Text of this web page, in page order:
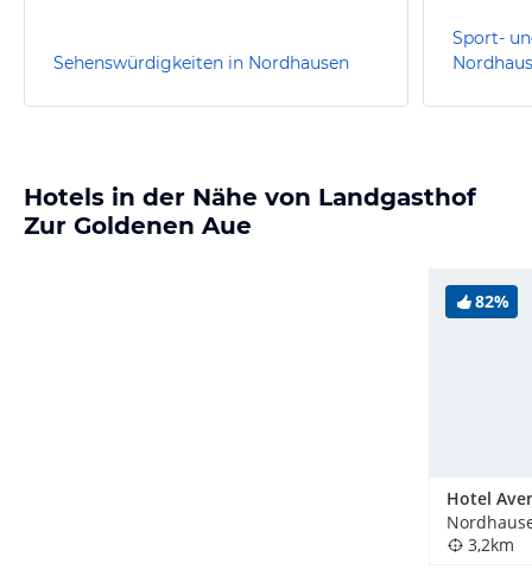
Sehenswürdigkeiten in Nordhausen
Sport-
Hotels in der Nähe von Landgasthof
Zur Goldenen Aue
82%
Hotel
3,2km